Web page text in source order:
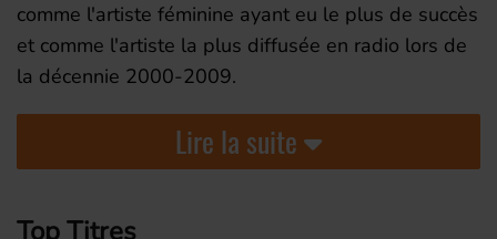
comme l'artiste féminine ayant eu le plus de succès
et comme l'artiste la plus diffusée en radio lors de
la décennie 2000-2009.
Lire la suite
Top Titres